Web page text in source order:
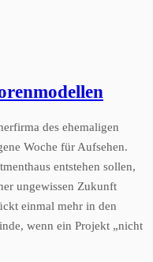
des ehemaligen
Woche für Aufsehen.
entstehen sollen,
ungewissen Zukunft
einmal mehr in den
wenn ein Projekt „nicht